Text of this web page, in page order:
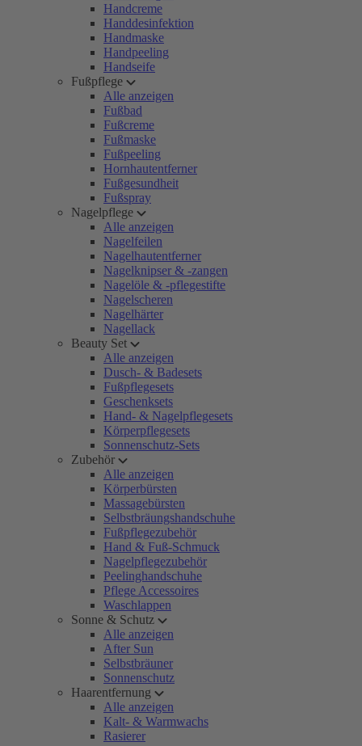
Handcreme
Handdesinfektion
Handmaske
Handpeeling
Handseife
Fußpflege
Alle anzeigen
Fußbad
Fußcreme
Fußmaske
Fußpeeling
Hornhautentferner
Fußgesundheit
Fußspray
Nagelpflege
Alle anzeigen
Nagelfeilen
Nagelhautentferner
Nagelknipser & -zangen
Nagelöle & -pflegestifte
Nagelscheren
Nagelhärter
Nagellack
Beauty Set
Alle anzeigen
Dusch- & Badesets
Fußpflegesets
Geschenksets
Hand- & Nagelpflegesets
Körperpflegesets
Sonnenschutz-Sets
Zubehör
Alle anzeigen
Körperbürsten
Massagebürsten
Selbstbräungshandschuhe
Fußpflegezubehör
Hand & Fuß-Schmuck
Nagelpflegezubehör
Peelinghandschuhe
Pflege Accessoires
Waschlappen
Sonne & Schutz
Alle anzeigen
After Sun
Selbstbräuner
Sonnenschutz
Haarentfernung
Alle anzeigen
Kalt- & Warmwachs
Rasierer